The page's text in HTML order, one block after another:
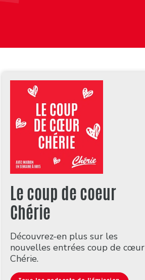
Le coup de coeur
Chérie
Découvrez-en plus sur les
nouvelles entrées coup de cœur
Chérie.